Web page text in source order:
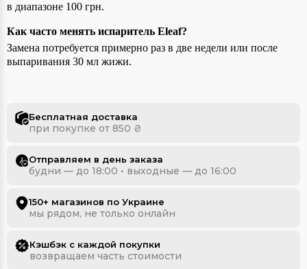
в диапазоне 100 грн.
Как часто менять испаритель Eleaf?
Замена потребуется примерно раз в две недели или после
выпаривания 30 мл жижи.
Бесплатная доставка
при покупке от 850 ₴
Отправляем в день заказа
будни — до 18:00 • выходные — до 16:00
150+ магазинов по Украине
мы рядом, не только онлайн
Кэшбэк с каждой покупки
возвращаем часть стоимости